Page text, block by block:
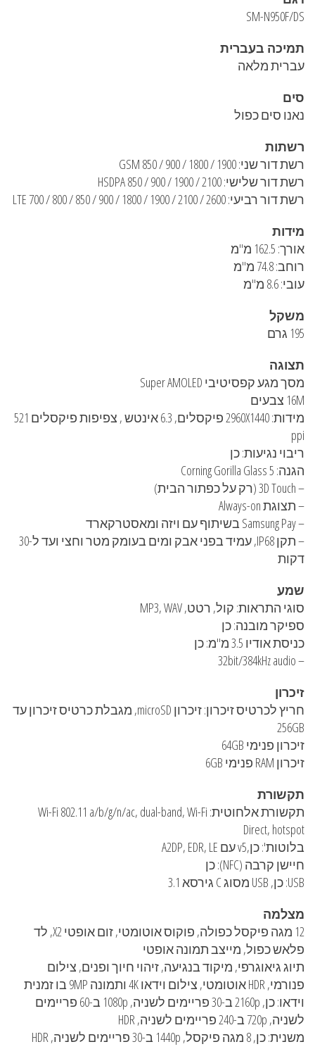
SM-N950F/DS
תמיכה בעברית
עברית מלאה
סים
נאנו סים כפול
רשתות
רשת דור שני: GSM 850 / 900 / 1800 / 1900
רשת דור שלישי: HSDPA 850 / 900 / 1900 / 2100
רשת דור רביעי: LTE 700 / 800 / 850 / 900 / 1800 / 1900 / 2100 / 2600
מידות
אורך: 162.5 מ"מ
רוחב: 74.8 מ"מ
עובי: 8.6 מ"מ
משקל
195 גרם
תצוגה
מסך מגע קפסיטיבי Super AMOLED
16M צבעים
מידות: 2960X1440 פיקסלים, 6.3 אינטש , צפיפות פיקסלים 521
ppi
ריבוי נגיעות: כן
הגנה: Corning Gorilla Glass 5
– 3D Touch (רק על כפתור הבית)
– תצוגת Always-on
– Samsung Pay בשיתוף עם ויזה ומאסטרקארד
– תקן IP68, עמיד בפני אבק ומים בעומק מטר וחצי ועד ל-30
דקות
שמע
סוגי התראות: קול, רטט, MP3, WAV
ספיקר מובנה: כן
כניסת אודיו 3.5 מ"מ: כן
– 32bit/384kHz audio
זיכרון
חריץ לכרטיס זיכרון: זיכרון microSD, מגבלת כרטיס זיכרון עד
256GB
זיכרון פנימי 64GB
זיכרון RAM פנימי 6GB
תקשורת
תקשורת אלחוטית: Wi-Fi 802.11 a/b/g/n/ac, dual-band, Wi-Fi
Direct, hotspot
בלוטות': כן,v5 עם A2DP, EDR, LE
חיישן קרבה (NFC): כן
USB: כן, USB מסוג C גירסא 3.1
מצלמה
12 מגה פיקסל כפולה, פוקוס אוטומטי, זום אופטי X2, לד
פלאש כפול, מייצב תמונה אופטי
תיוג גיאוגרפי, מיקוד בנגיעה, זיהוי חיוך ופנים, צילום
פנורמי, HDR אוטומטי, צילום וידאו 4K ותמונה 9MP בו זמנית
וידאו: כן, 2160p ב-30 פריימים לשניה, 1080p ב-60 פריימים
לשניה, 720p ב-240 פריימים לשניה, HDR
משנית: כן, 8 מגה פיקסל, 1440p ב-30 פריימים לשניה, HDR